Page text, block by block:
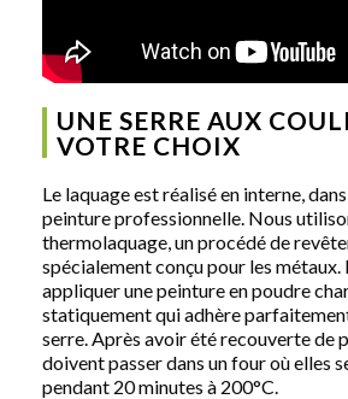
UNE SERRE AUX
VOTRE CHOIX
Le laquage est réalisé en interne,
peinture professionnelle. Nous
thermolaquage, un procédé de
spécialement conçu pour les métaux.
appliquer une peinture en poudre
statiquement qui adhère
serre. Après avoir été recouverte de
doivent passer dans un four où elles
pendant 20 minutes à 200°C.